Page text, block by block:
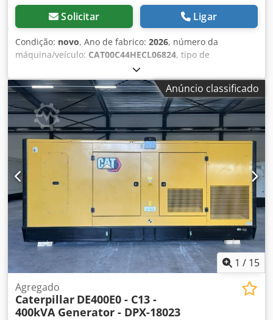
Solicitar Ligar
Condição: novo, Ano de fabrico: 2026, número da
máquina/veículo: CAT00C44HECL06824, tipo de
, fabricante de motores:
C4.4, Finalidade de uso: Construção civil Peso vazio: 1.547
kg Potência do gerador: 110 kVA Dimensões do
compartimento de carga: 277 x 113 x 153 cm Certificação
CE: sim Volume do tanque de água: 250 l Entre em contato
com a equipe DPX para mais informações. = Outras opções
e acessórios = Dedpfx Aey S N N Eocksck - Bateria - Painel
de controle - Teto de aço - Caminhão cisterna
Anúncio classificado
1 / 15
Agregado
Caterpillar DE400E0 - C13 -
400kVA Generator - DPX-18023